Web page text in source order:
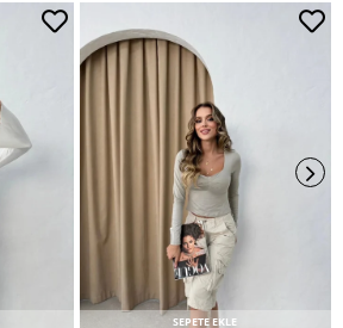
SEPETE EKLE